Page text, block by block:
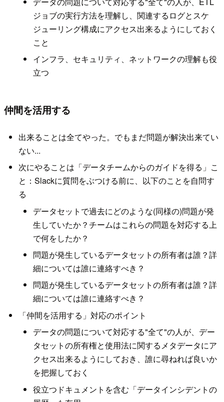
ジョブの実行方法を理解し、関連するログとスケ
ジューリング構成にアクセス出来るようにしておく
こと
インフラ、セキュリティ、ネットワークの理解も役
立つ
仲間を活用する
出来ることは全てやった。でもまだ問題が解決出来てい
ない...
次にやることは「データチームからのガイドを得る」こ
と：Slackに質問をぶつける前に、以下のことを自問す
る
データセットで過去にどのような(同様の)問題が発
生していたか？チームはこれらの問題を対応する上
で何をしたか？
問題が発生しているデータセットの所有者は誰？詳
細については誰に連絡すべき？
問題が発生しているデータセットの所有者は誰？詳
細については誰に連絡すべき？
「仲間を活用する」対応のポイント
データの問題について対応する"全て"の人が、デー
タセットの所有権と使用法に関するメタデータにア
クセス出来るようにしておき、誰に尋ねれば良いか
を把握しておく
役立つドキュメントを含む「データインシデントの